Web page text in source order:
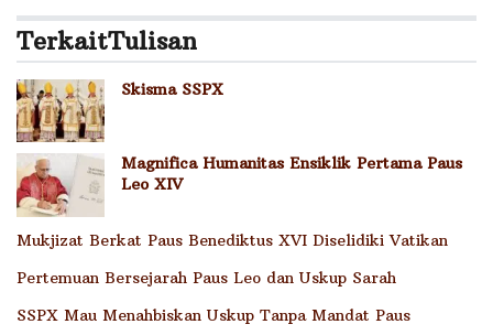
TerkaitTulisan
Skisma SSPX
Magnifica Humanitas Ensiklik Pertama Paus
Leo XIV
Mukjizat Berkat Paus Benediktus XVI Diselidiki Vatikan
Pertemuan Bersejarah Paus Leo dan Uskup Sarah
SSPX Mau Menahbiskan Uskup Tanpa Mandat Paus